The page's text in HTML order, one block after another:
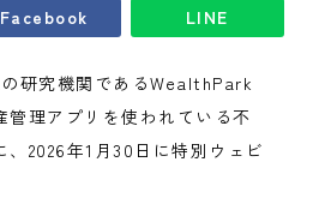
Facebook LINE
研究機関であるWealthPark
管理アプリを使われている不
2026年1月30日に特別ウェビ